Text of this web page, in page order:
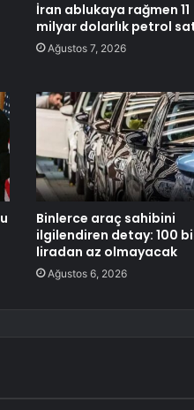
İran ablukaya rağmen 11
milyar dolarlık petrol
Ağustos 7, 2026
Binlerce araç sahibini
ilgilendiren detay: 100
liradan az olmayacak
Ağustos 6, 2026